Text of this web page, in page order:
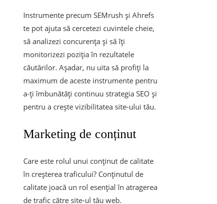
Instrumente precum SEMrush și Ahrefs
te pot ajuta să cercetezi cuvintele cheie,
să analizezi concurența și să îți
monitorizezi poziția în rezultatele
căutărilor. Așadar, nu uita să profiți la
maximum de aceste instrumente pentru
a-ți îmbunătăți continuu strategia SEO și
pentru a crește vizibilitatea site-ului tău.
Marketing de conținut
Care este rolul unui conținut de calitate
în creșterea traficului? Conținutul de
calitate joacă un rol esențial în atragerea
de trafic către site-ul tău web.